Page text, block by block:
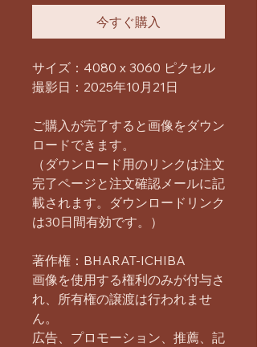
今すぐ購入
サイズ：4080 x 3060 ピクセル
撮影日：2025年10月21日
ご購入が完了すると画像をダウン
ロードできます。
（ダウンロード用のリンクは注文
完了ページと注文確認メールに記
載されます。ダウンロードリンク
は30日間有効です。）
著作権：BHARAT-ICHIBA
画像を使用する権利のみが付与さ
れ、所有権の譲渡は行われませ
ん。
広告、プロモーション、推薦、記